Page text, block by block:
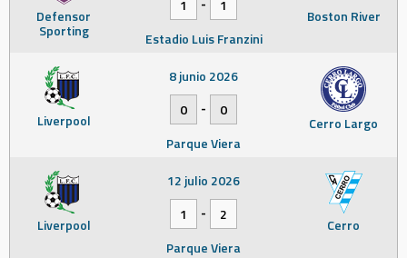
Defensor
Sporting
Boston River
1
1
Estadio Luis Franzini
Liverpool Cerro Largo
8 junio 2026
0
-
0
Parque Viera
Liverpool Cerro
12 julio 2026
1
-
2
Parque Viera